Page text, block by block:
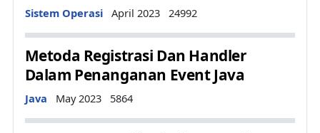
Details
Sistem Operasi April 2023 24992
Metoda Registrasi Dan Handler
Dalam Penanganan Event Java
Details
Java May 2023 5864